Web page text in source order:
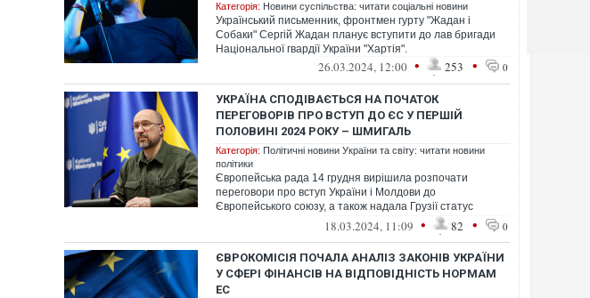
Категорія: Новини суспільства: читати соціальні новини
Український письменник, фронтмен гурту "Жадан і
Собаки" Сергій Жадан планує вступити до лав бригади
Національної гвардії України "Хартія".
26.03.2024, 12:00 • 253 • 0
УКРАЇНА СПОДІВАЄТЬСЯ НА ПОЧАТОК
ПЕРЕГОВОРІВ ПРО ВСТУП ДО ЄС У ПЕРШІЙ
ПОЛОВИНІ 2024 РОКУ – ШМИГАЛЬ
Категорія: Політичні новини України та світу: читати новини
політики
Європейська рада 14 грудня вирішила розпочати
переговори про вступ України і Молдови до
Європейського союзу, а також надала Грузії статус
18.03.2024, 11:09 • 82 • 0
ЄВРОКОМІСІЯ ПОЧАЛА АНАЛІЗ ЗАКОНІВ УКРАЇНИ
У СФЕРІ ФІНАНСІВ НА ВІДПОВІДНІСТЬ НОРМАМ
ЕС